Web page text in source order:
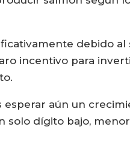
debido al
incentivo para
esperar aún un
dígito bajo,